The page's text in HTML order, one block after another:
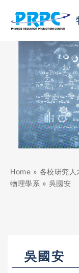
Home » 各校研究人
物理學系 » 吳國安
吳國安